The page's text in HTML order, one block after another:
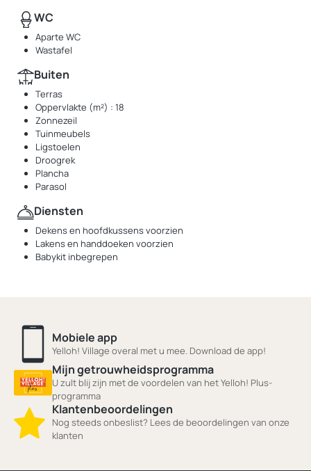
WC
Aparte WC
Wastafel
Buiten
Terras
Oppervlakte (m²) : 18
Zonnezeil
Tuinmeubels
Ligstoelen
Droogrek
Plancha
Parasol
Diensten
Dekens en hoofdkussens voorzien
Lakens en handdoeken voorzien
Babykit inbegrepen
Mobiele app
Yelloh! Village overal met u mee. Download de app!
Mijn getrouwheidsprogramma
U zult blij zijn met de voordelen van het Yelloh! Plus-
programma
Klantenbeoordelingen
Nog steeds onbeslist? Lees de beoordelingen van onze
klanten